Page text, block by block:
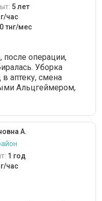
5 лет
час
тнг/мес
после операции,
Уборка
в аптеку, смена
Альцгеймером,
А.
1 год
час